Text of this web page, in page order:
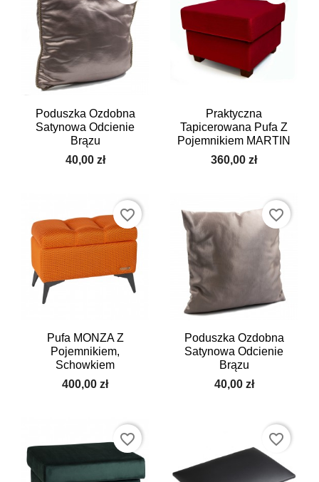
Poduszka Ozdobna
Satynowa Odcienie
Brązu
40,00 zł
Praktyczna
Tapicerowana Pufa Z
Pojemnikiem MARTIN
360,00 zł
Pufa MONZA Z
Pojemnikiem,
Schowkiem
400,00 zł
favorite_border
Poduszka Ozdobna
Satynowa Odcienie
Brązu
40,00 zł
favorite_border
favorite_border favorite_border